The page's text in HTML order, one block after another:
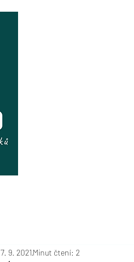
7. 9. 2021Minut čtení: 2